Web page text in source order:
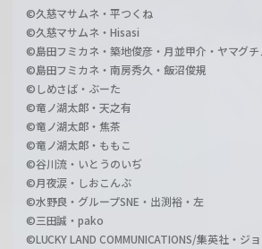
©久慈マサムネ・平つくね
©久慈マサムネ・Hisasi
©島田フミカネ・築地俊彦・月並甲介・ヤマグチ
©島田フミカネ・南房秀久・飯沼俊規
©しめさば・ぶーた
©竜ノ湖太郎・天之有
©竜ノ湖太郎・焦茶
©竜ノ湖太郎・ももこ
©谷川流・いとうのいぢ
©月夜涙・しおこんぶ
©水野良・グループSNE・出渕裕・左
©三田誠・pako
©LUCKY LAND COMMUNICATIONS/集英社・ジ